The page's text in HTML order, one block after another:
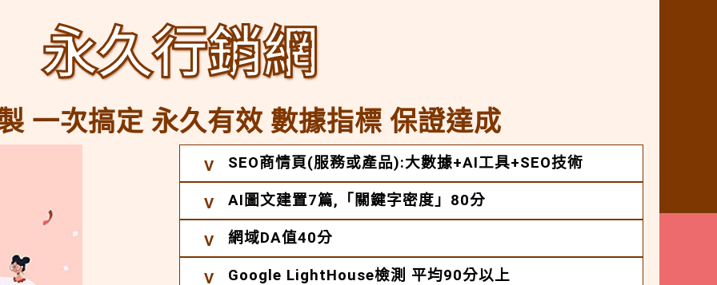
永久行銷網
一次搞定 永久有效 數據指標 保證達成
SEO商情頁(服務或產品):大數據+AI工具+SEO技術
AI圖文建置7篇,「關鍵字密度」80分
網域DA值40分
Google LightHouse檢測 平均90分以上